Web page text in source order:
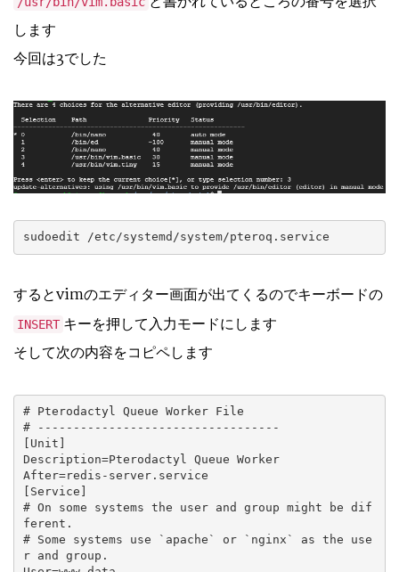
します
今回は3でした
sudoedit /etc/systemd/system/pteroq.service
するとvimのエディター画面が出てくるのでキーボードの
INSERT キーを押して入力モードにします
そして次の内容をコピペします
# Pterodactyl Queue Worker File
# ----------------------------------
[Unit]
Description=Pterodactyl Queue Worker
After=redis-server.service
[Service]
# On some systems the user and group might be dif
ferent.
# Some systems use `apache` or `nginx` as the use
r and group.